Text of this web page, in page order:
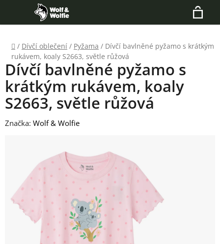
obsah
Hledat
Domů
/ Dívčí oblečení / Pyžama / Dívčí bavlněné pyžamo s krátkým
rukávem, koaly S2663, světle růžová
Dívčí bavlněné pyžamo s
krátkým rukávem, koaly
S2663, světle růžová
Značka: Wolf & Wolfie